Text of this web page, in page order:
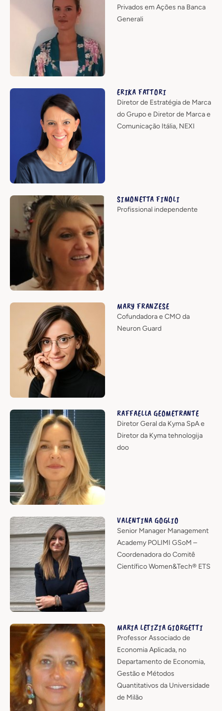
Privados em Ações na Banca
Generali
ERIKA FATTORI
Diretor de Estratégia de Marca
do Grupo e Diretor de Marca e
Comunicação Itália, NEXI
SIMONETTA FINOLI
Profissional independente
MARY FRANZESE
Cofundadora e CMO da
Neuron Guard
RAFFAELLA GEOMETRANTE
Diretor Geral da Kyma SpA e
Diretor da Kyma tehnologija
doo
VALENTINA GOGLIO
Senior Manager Management
Academy POLIMI GSoM –
Coordenadora do Comitê
Científico Women&Tech® ETS
MARIA LETIZIA GIORGETTI
Professor Associado de
Economia Aplicada, no
Departamento de Economia,
Gestão e Métodos
Quantitativos da Universidade
de Milão